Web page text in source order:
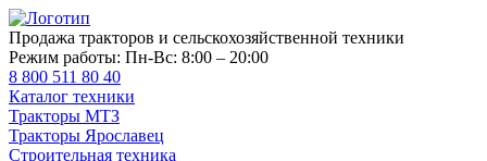
Продажа тракторов и сельскохозяйственной техники
Режим работы: Пн-Вс: 8:00 – 20:00
8 800 511 80 40
Каталог техники
Тракторы МТЗ
Тракторы Ярославец
Строительная техника